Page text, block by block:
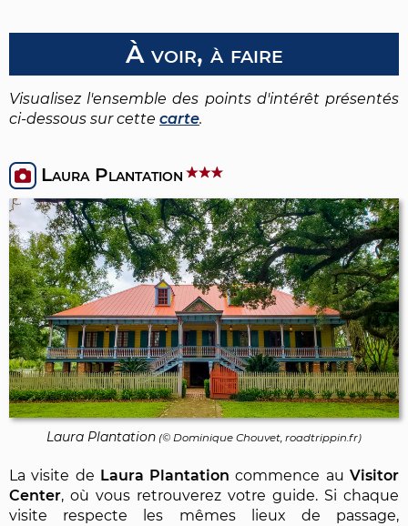
À voir, à faire
Visualisez l'ensemble des points d'intérêt présentés
ci-dessous sur cette carte.
Laura Plantation
Laura Plantation (© Dominique Chouvet, roadtrippin.fr)
La visite de Laura Plantation commence auVisitor
Center, où vous retrouverez votre guide. Si chaque
visite respecte les mêmes lieux de passage,